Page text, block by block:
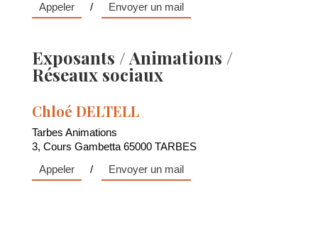
Appeler
/ Envoyer un mail
Exposants / Animations /
Réseaux sociaux
Chloé DELTELL
Tarbes Animations
3, Cours Gambetta 65000 TARBES
Appeler
/ Envoyer un mail